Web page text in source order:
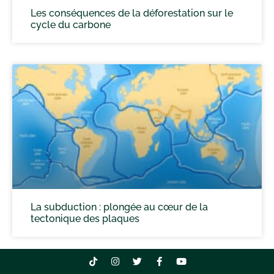
Les conséquences de la déforestation sur le
cycle du carbone
La subduction : plongée au cœur de la
tectonique des plaques